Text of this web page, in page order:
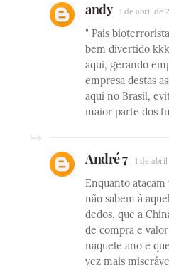
andy 1 de abril de
" Pais
bem divertido
aqui, gerando
empresa destas
aqui no Brasil,
maior parte dos
André 7 1 de abril
Enquanto atacam
não sabem à
dedos, que a
de compra e
naquele ano e
vez mais